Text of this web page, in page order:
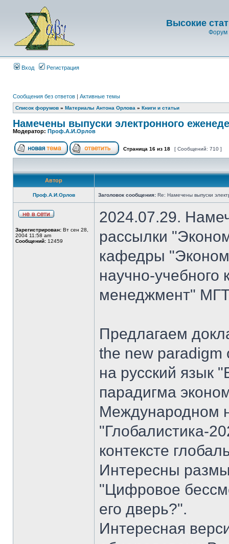
Высокие
Форум
Вход Регистрация
Сообщения без ответов | Активные темы
Список форумов » Материалы Антона Орлова » Книги и статьи
Намечены выпуски электронного
Модератор: Проф.А.И.Орлов
Страница 16 из 18 [ Сообщений: 710 ]
Автор
Проф.А.И.Орлов Заголовок сообщения: Re: Намечены выпуски
Зарегистрирован: Вт сен 28,
2004 11:58 am
Сообщений: 12459
2024.07.29.
рассылки
кафедры
научно-
менеджмент"
Предлагаем
the new paradigm
на русский язык
парадигма
Международном
"Глобалистика-
контексте
Интересны
"Цифровое
его дверь?".
Интересная